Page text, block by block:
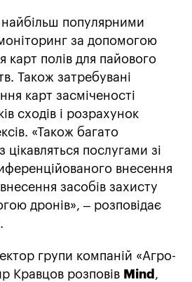
популярними
за допомогою
карт полів для пайового
Також затребувані
карт засміченості
сходів і розрахунок
«Також багато
цікавляться послугами зі
внесення
засобів захисту
дронів», – розповідає
групи компаній «Агро-
Кравцов розповів Mind ,